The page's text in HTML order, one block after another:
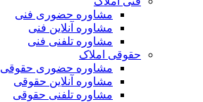
مشاوره حضوری فنی
مشاوره آنلاین فنی
مشاوره تلفنی فنی
حقوقی املاک
مشاوره حضوری حقوقی
مشاوره آنلاین حقوقی
مشاوره تلفنی حقوقی